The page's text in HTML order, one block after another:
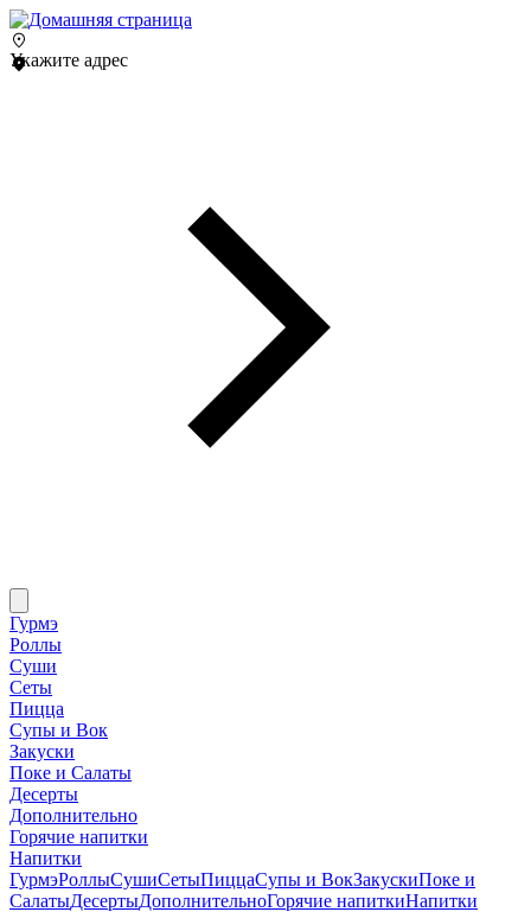
Укажите адрес
Гурмэ
Роллы
Суши
Сеты
Пицца
Супы и Вок
Закуски
Поке и Салаты
Десерты
Дополнительно
Горячие напитки
Напитки
ГурмэРоллыСушиСетыПиццаСупы и ВокЗакускиПоке и
СалатыДесертыДополнительноГорячие напиткиНапитки